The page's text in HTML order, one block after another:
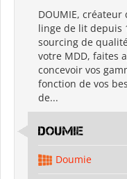
DOUMIE,
linge de lit depuis
sourcing de
votre MDD, faites
concevoir vos
fonction de vos
de...
Doumie
Doumie